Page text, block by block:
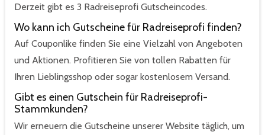
Derzeit gibt es 3 Radreiseprofi Gutscheincodes.
Wo kann ich Gutscheine für Radreiseprofi finden?
Auf Couponlike finden Sie eine Vielzahl von Angeboten
und Aktionen. Profitieren Sie von tollen Rabatten für
Ihren Lieblingsshop oder sogar kostenlosem Versand.
Gibt es einen Gutschein für Radreiseprofi-
Stammkunden?
Wir erneuern die Gutscheine unserer Website täglich, um